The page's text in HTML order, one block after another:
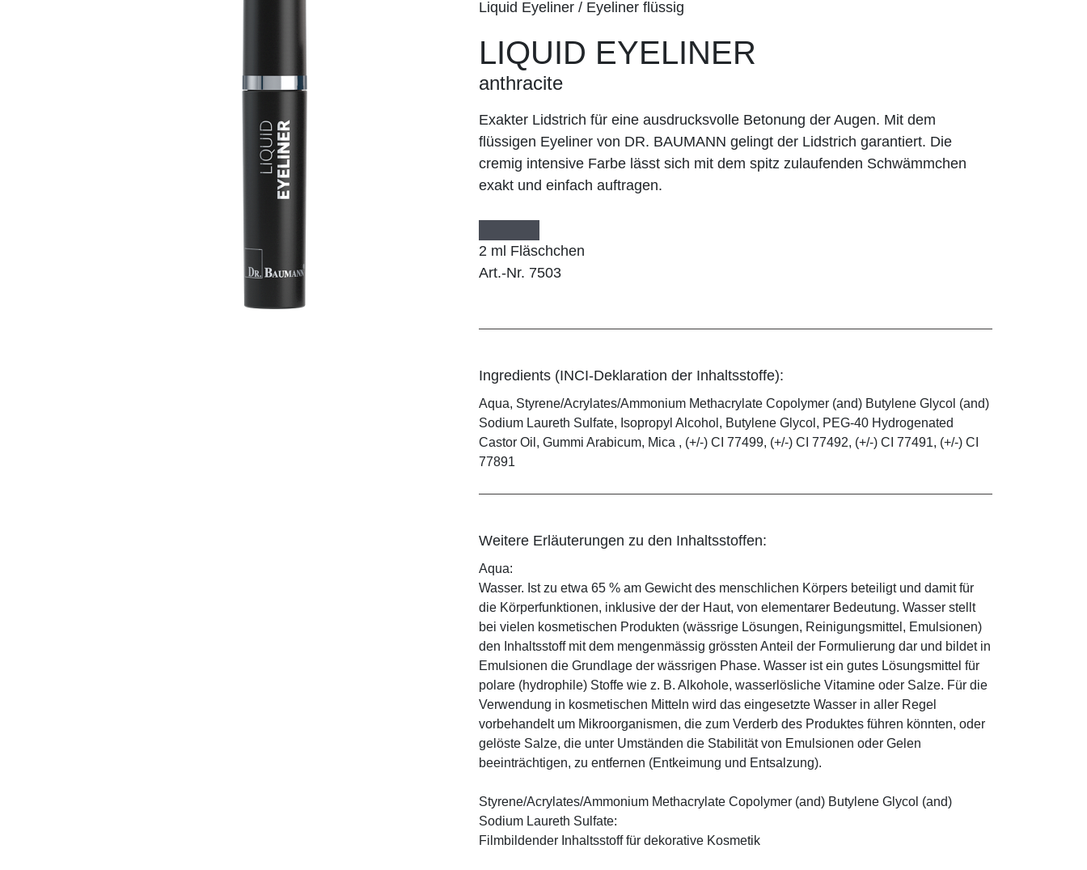
Liquid Eyeliner / Eyeliner flüssig
LIQUID EYELINER
anthracite
Exakter Lidstrich für eine ausdrucksvolle Betonung der Augen. Mit dem
flüssigen Eyeliner von DR. BAUMANN gelingt der Lidstrich garantiert. Die
cremig intensive Farbe lässt sich mit dem spitz zulaufenden Schwämmchen
exakt und einfach auftragen.
2 ml Fläschchen
Art.-Nr. 7503
Ingredients (INCI-Deklaration der Inhaltsstoffe):
Aqua, Styrene/Acrylates/Ammonium Methacrylate Copolymer (and) Butylene Glycol (and)
Sodium Laureth Sulfate, Isopropyl Alcohol, Butylene Glycol, PEG-40 Hydrogenated
Castor Oil, Gummi Arabicum, Mica , (+/-) CI 77499, (+/-) CI 77492, (+/-) CI 77491, (+/-) CI
77891
Weitere Erläuterungen zu den Inhaltsstoffen:
Aqua:
Wasser. Ist zu etwa 65 % am Gewicht des menschlichen Körpers beteiligt und damit für
die Körperfunktionen, inklusive der der Haut, von elementarer Bedeutung. Wasser stellt
bei vielen kosmetischen Produkten (wässrige Lösungen, Reinigungsmittel, Emulsionen)
den Inhaltsstoff mit dem mengenmässig grössten Anteil der Formulierung dar und bildet in
Emulsionen die Grundlage der wässrigen Phase. Wasser ist ein gutes Lösungsmittel für
polare (hydrophile) Stoffe wie z. B. Alkohole, wasserlösliche Vitamine oder Salze. Für die
Verwendung in kosmetischen Mitteln wird das eingesetzte Wasser in aller Regel
vorbehandelt um Mikroorganismen, die zum Verderb des Produktes führen könnten, oder
gelöste Salze, die unter Umständen die Stabilität von Emulsionen oder Gelen
beeinträchtigen, zu entfernen (Entkeimung und Entsalzung).
Styrene/Acrylates/Ammonium Methacrylate Copolymer (and) Butylene Glycol (and)
Sodium Laureth Sulfate:
Filmbildender Inhaltsstoff für dekorative Kosmetik